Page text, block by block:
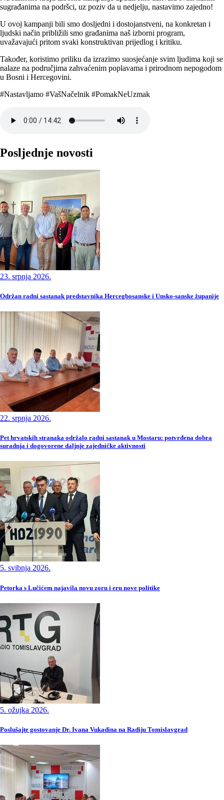
sugrađanima na podršci, uz poziv da u nedjelju, nastavimo zajedno!
U ovoj kampanji bili smo dosljedni i dostojanstveni, na konkretan i
ljudski način približili smo građanima naš izborni program,
uvažavajući pritom svaki konstruktivan prijedlog i kritiku.
Također, koristimo priliku da izrazimo suosjećanje svim ljudima koji se
nalaze na područjima zahvaćenim poplavama i prirodnom nepogodom
u Bosni i Hercegovini.
#Nastavljamo #VašNačelnik #PomakNeUzmak
Posljednje novosti
23. srpnja 2026.
Održan radni sastanak predstavnika Hercegbosanske i Unsko-sanske županije
22. srpnja 2026.
Pet hrvatskih stranaka održalo radni sastanak u Mostaru: potvrđena dobra
suradnja i dogovorene daljnje zajedničke aktivnosti
5. svibnja 2026.
Petorka s Lučićem najavila novu zoru i eru nove politike
5. ožujka 2026.
Poslušajte gostovanje Dr. Ivana Vukadina na Radiju Tomislavgrad